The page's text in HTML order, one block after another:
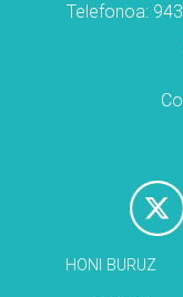
Telefonoa:
HONI BURUZ